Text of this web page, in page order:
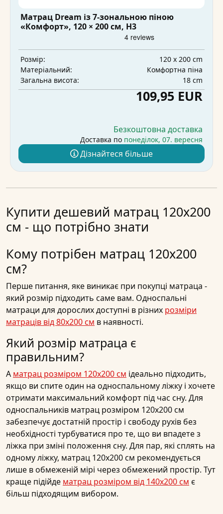
Матрац Dream із 7-зональною піною
«Комфорт», 120 × 200 см, H3
Розмір:
120 x 200 cm
Матеріальний:
Комфортна піна
Загальна висота:
18 cm
109,95 EUR
Безкоштовна доставка
Доставка по понеділок, 07. вересня
Дізнайтеся більше
Купити дешевий матрац 120х200
см - що потрібно знати
Кому потрібен матрац 120х200
см?
Перше питання, яке виникає при покупці матраца -
який розмір підходить саме вам. Односпальні
матраци для дорослих доступні в різних розміри
матраців від 80х200 см в наявності.
Який розмір матраца є
правильним?
A матрац розміром 120х200 см ідеально підходить,
якщо ви спите один на односпальному ліжку і хочете
отримати максимальний комфорт під час сну. Для
односпальників матрац розміром 120х200 см
забезпечує достатній простір і свободу рухів без
необхідності турбуватися про те, що ви впадете з
ліжка при зміні положення сну. Для пар, які сплять на
одному ліжку, матрац 120х200 см рекомендується
лише в обмеженій мірі через обмежений простір. Тут
краще підійде матрац розміром від 140х200 см є
більш підходящим вибором.